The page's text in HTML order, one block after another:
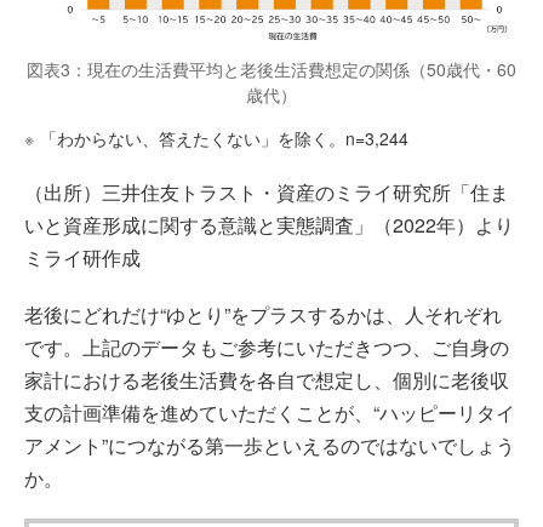
図表3：現在の生活費平均と老後生活費想定の関係（50歳代・60
歳代）
※
「わからない、答えたくない」を除く。n=3,244
（出所）三井住友トラスト・資産のミライ研究所「住ま
いと資産形成に関する意識と実態調査」（2022年）より
ミライ研作成
老後にどれだけ“ゆとり”をプラスするかは、人それぞれ
です。上記のデータもご参考にいただきつつ、ご自身の
家計における老後生活費を各自で想定し、個別に老後収
支の計画準備を進めていただくことが、“ハッピーリタイ
アメント”につながる第一歩といえるのではないでしょう
か。